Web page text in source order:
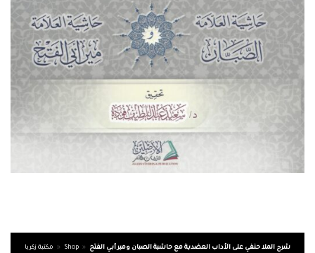
مكتبة زكريا » Shop » شرح الملا حنفي على الأداب العضدية مع حاشية الصبان ومير أبي الفتح